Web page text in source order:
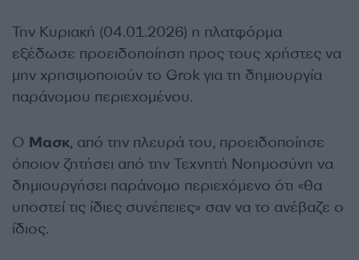
Την Κυριακή (04.01.2026) η πλατφόρμα
εξέδωσε προειδοποίηση προς τους χρήστες να
μην χρησιμοποιούν το Grok για τη δημιουργία
παράνομου περιεχομένου.
Ο Μασκ, από την πλευρά του, προειδοποίησε
όποιον ζητήσει από την Τεχνητή Νοημοσύνη να
δημιουργήσει παράνομο περιεχόμενο ότι «θα
υποστεί τις ίδιες συνέπειες» σαν να το ανέβαζε ο
ίδιος.